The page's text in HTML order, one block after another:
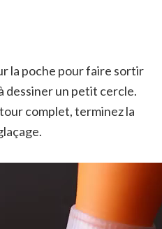
la poche pour faire sortir
dessiner un petit cercle.
complet, terminez la